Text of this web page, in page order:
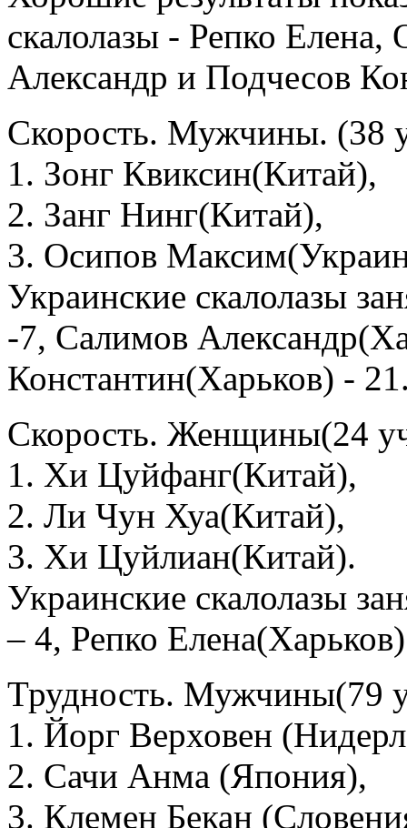
скалолазы - Репко
Александр и Подчесов
Скорость. Мужчины. (38
1. Зонг Квиксин(Китай),
2. Занг Нинг(Китай),
3. Осипов
Украинские скалолазы
-7, Салимов
Константин(Харьков) -
Скорость. Женщины(24
1. Хи Цуйфанг(Китай),
2. Ли Чун Хуа(Китай),
3. Хи Цуйлиан(Китай).
Украинские скалолазы
– 4, Репко
Трудность. Мужчины(79
1. Йорг Верховен
2. Сачи Анма (Япония),
3. Клемен Бекан